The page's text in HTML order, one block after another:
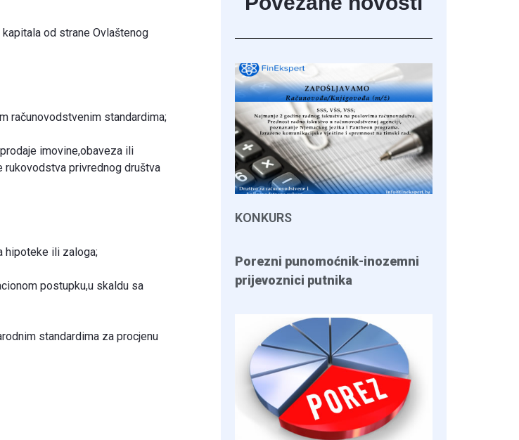
od strane Ovlaštenog
računovodstvenim standardima;
imovine,obaveza ili
rukovodstva privrednog društva
hipoteke ili zaloga;
postupku,u skaldu sa
standardima za procjenu
KONKURS
Porezni punomoćnik-inozemni
prijevoznici putnika